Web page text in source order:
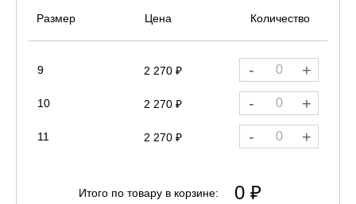
Размер Цена Количество
9 2 270 ₽ - +
10 2 270 ₽ - +
11 2 270 ₽ - +
Итого по товару в корзине: 0 ₽